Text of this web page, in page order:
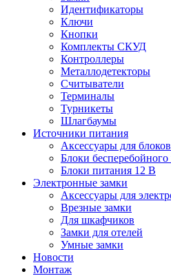
Идентификаторы
Ключи
Кнопки
Комплекты СКУД
Контроллеры
Металлодетекторы
Считыватели
Терминалы
Турникеты
Шлагбаумы
Источники питания
Аксессуары для
Блоки
Блоки питания 12 В
Электронные замки
Аксессуары для
Врезные замки
Для шкафчиков
Замки для отелей
Умные замки
Новости
Монтаж